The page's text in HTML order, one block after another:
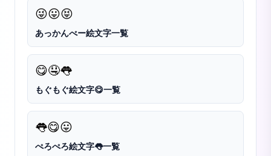
😜😛😝
あっかんべー絵文字一覧
😋🤤👅
もぐもぐ絵文字😋一覧
👅😋😛
ぺろぺろ絵文字👅一覧